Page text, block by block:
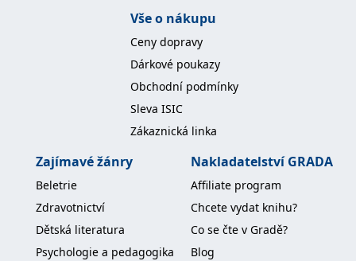
Vše o nákupu
Ceny dopravy
Dárkové poukazy
Obchodní podmínky
Sleva ISIC
Zákaznická linka
Zajímavé žánry
Beletrie
Zdravotnictví
Dětská literatura
Psychologie a pedagogika
Nakladatelství GRADA
Affiliate program
Chcete vydat knihu?
Co se čte v Gradě?
Blog